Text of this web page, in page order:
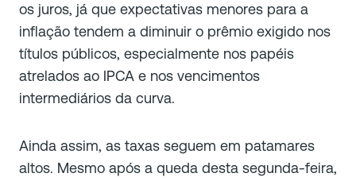
os juros, já que expectativas menores para a
inflação tendem a diminuir o prêmio exigido nos
títulos públicos, especialmente nos papéis
atrelados ao IPCA e nos vencimentos
intermediários da curva.
Ainda assim, as taxas seguem em patamares
altos. Mesmo após a queda desta segunda-feira,